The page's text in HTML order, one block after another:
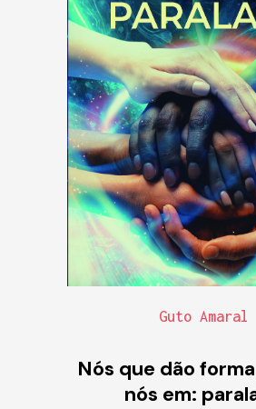
Guto Amaral
Nós que dão
nós em: